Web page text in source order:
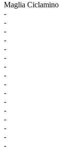
Maglia Ciclamino
-
-
-
-
-
-
-
-
-
-
-
-
-
-
-
-